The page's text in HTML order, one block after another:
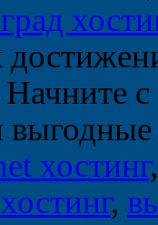
Начните с
хостинг
,